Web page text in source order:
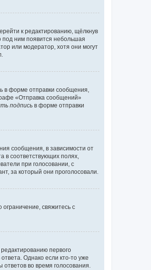
к редактированию, щёлкнув
под ним появится небольшая
или модератор, хотя они могут
в форме отправки сообщения,
«Отправка сообщений»
подпись в форме отправки
сообщения, в зависимости от
в соответствующих полях,
при голосовании, с
за который они проголосовали.
свяжитесь с
первого
Однако если кто-то уже
во время голосования.